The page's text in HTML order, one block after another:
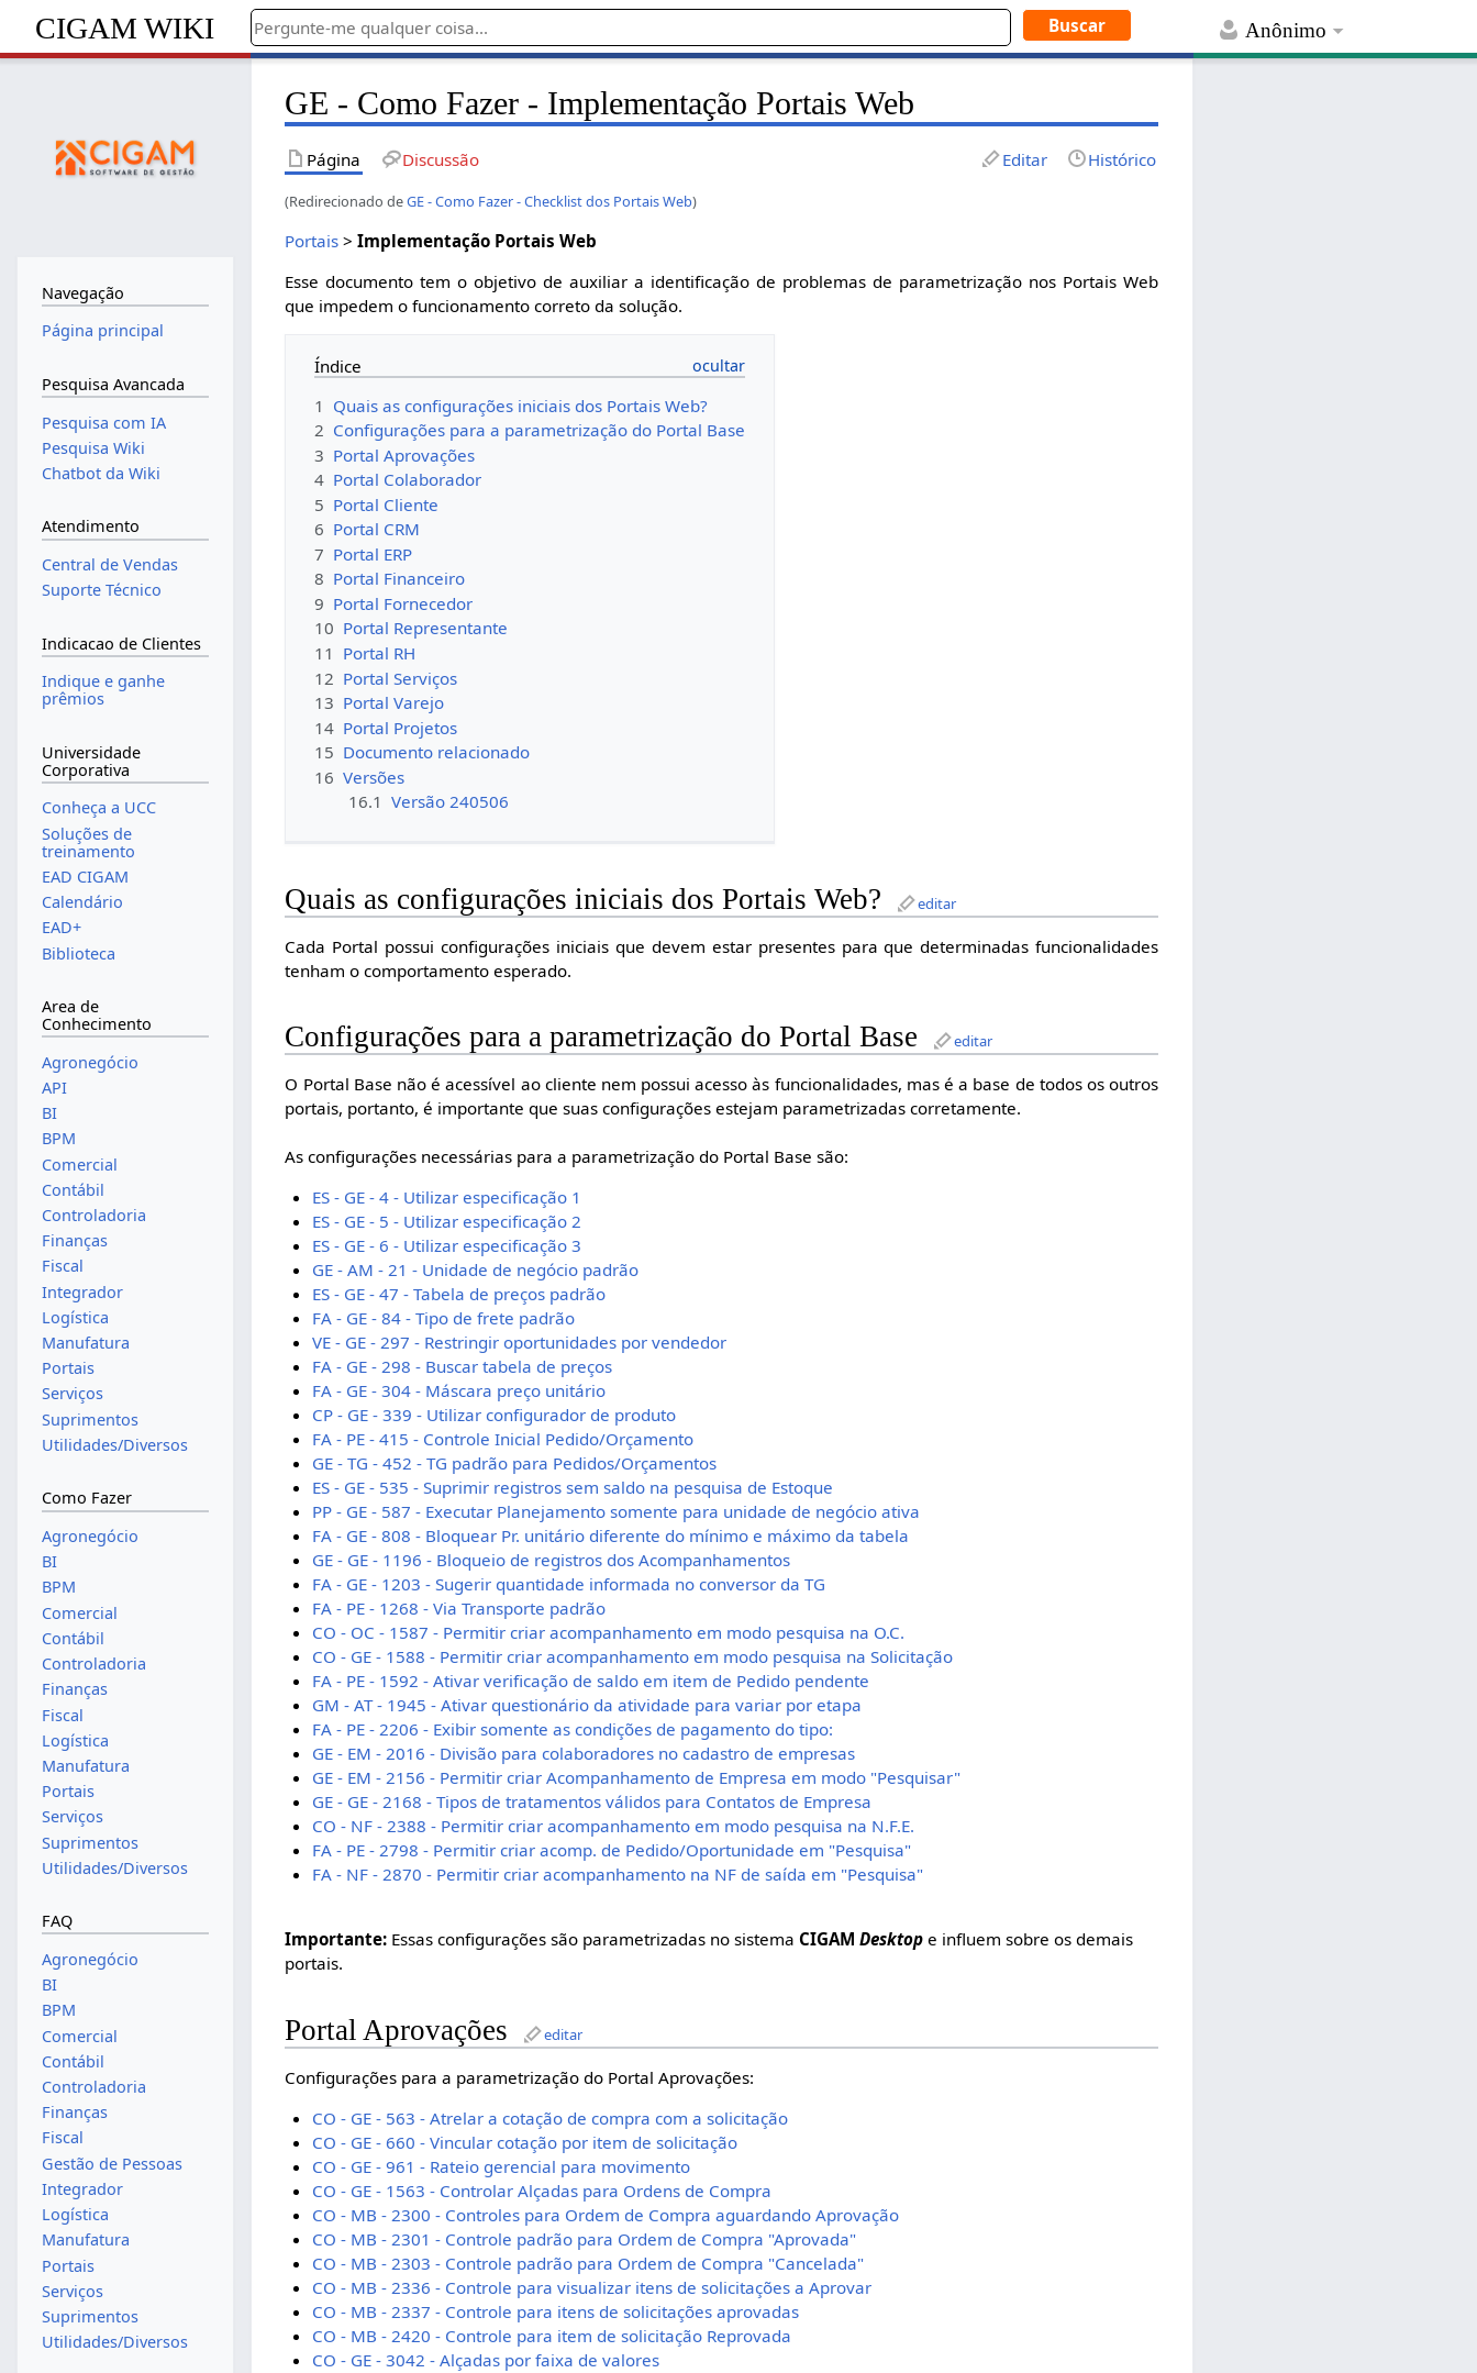
Anônimo
CIGAM WIKI
GE - Como Fazer - Implementação Portais Web
Página Discussão Editar Histórico
(Redirecionado deGE - Como Fazer - Checklist dos Portais Web)
Portais >Implementação Portais Web
Esse documento tem o objetivo de auxiliar a identificação de problemas de parametrização nos Portais Web
que impedem o funcionamento correto da solução.
Índice
1 Quais as configurações iniciais dos Portais Web?
2 Configurações para a parametrização do Portal Base
3 Portal Aprovações
4 Portal Colaborador
5 Portal Cliente
6 Portal CRM
7 Portal ERP
8 Portal Financeiro
9 Portal Fornecedor
10 Portal Representante
11 Portal RH
12 Portal Serviços
13 Portal Varejo
14 Portal Projetos
15 Documento relacionado
16 Versões
16.1 Versão 240506
Quais as configurações iniciais dos Portais Web? editar
Cada Portal possui configurações iniciais que devem estar presentes para que determinadas funcionalidades
tenham o comportamento esperado.
Configurações para a parametrização do Portal Base editar
O Portal Base não é acessível ao cliente nem possui acesso às funcionalidades, mas é a base de todos os outros
portais, portanto, é importante que suas configurações estejam parametrizadas corretamente.
As configurações necessárias para a parametrização do Portal Base são:
ES - GE - 4 - Utilizar especificação 1
ES - GE - 5 - Utilizar especificação 2
ES - GE - 6 - Utilizar especificação 3
GE - AM - 21 - Unidade de negócio padrão
ES - GE - 47 - Tabela de preços padrão
FA - GE - 84 - Tipo de frete padrão
VE - GE - 297 - Restringir oportunidades por vendedor
FA - GE - 298 - Buscar tabela de preços
FA - GE - 304 - Máscara preço unitário
CP - GE - 339 - Utilizar configurador de produto
FA - PE - 415 - Controle Inicial Pedido/Orçamento
GE - TG - 452 - TG padrão para Pedidos/Orçamentos
ES - GE - 535 - Suprimir registros sem saldo na pesquisa de Estoque
PP - GE - 587 - Executar Planejamento somente para unidade de negócio ativa
FA - GE - 808 - Bloquear Pr. unitário diferente do mínimo e máximo da tabela
GE - GE - 1196 - Bloqueio de registros dos Acompanhamentos
FA - GE - 1203 - Sugerir quantidade informada no conversor da TG
FA - PE - 1268 - Via Transporte padrão
CO - OC - 1587 - Permitir criar acompanhamento em modo pesquisa na O.C.
CO - GE - 1588 - Permitir criar acompanhamento em modo pesquisa na Solicitação
FA - PE - 1592 - Ativar verificação de saldo em item de Pedido pendente
GM - AT - 1945 - Ativar questionário da atividade para variar por etapa
FA - PE - 2206 - Exibir somente as condições de pagamento do tipo:
GE - EM - 2016 - Divisão para colaboradores no cadastro de empresas
GE - EM - 2156 - Permitir criar Acompanhamento de Empresa em modo "Pesquisar"
GE - GE - 2168 - Tipos de tratamentos válidos para Contatos de Empresa
CO - NF - 2388 - Permitir criar acompanhamento em modo pesquisa na N.F.E.
FA - PE - 2798 - Permitir criar acomp. de Pedido/Oportunidade em "Pesquisa"
FA - NF - 2870 - Permitir criar acompanhamento na NF de saída em "Pesquisa"
Importante: Essas configurações são parametrizadas no sistema CIGAMDesktop e influem sobre os demais
portais.
Portal Aprovações editar
Configurações para a parametrização do Portal Aprovações:
CO - GE - 563 - Atrelar a cotação de compra com a solicitação
CO - GE - 660 - Vincular cotação por item de solicitação
CO - GE - 961 - Rateio gerencial para movimento
CO - GE - 1563 - Controlar Alçadas para Ordens de Compra
CO - MB - 2300 - Controles para Ordem de Compra aguardando Aprovação
CO - MB - 2301 - Controle padrão para Ordem de Compra "Aprovada"
CO - MB - 2303 - Controle padrão para Ordem de Compra "Cancelada"
CO - MB - 2336 - Controle para visualizar itens de solicitações a Aprovar
CO - MB - 2337 - Controle para itens de solicitações aprovadas
CO - MB - 2420 - Controle para item de solicitação Reprovada
CO - GE - 3042 - Alçadas por faixa de valores
Navegação
Página principal
Pesquisa Avancada
Pesquisa com IA
Pesquisa Wiki
Chatbot da Wiki
Atendimento
Central de Vendas
Suporte Técnico
Indicacao de Clientes
Indique e ganhe
prêmios
Universidade
Corporativa
Conheça a UCC
Soluções de
treinamento
EAD CIGAM
Calendário
EAD+
Biblioteca
Area de
Conhecimento
Agronegócio
API
BI
BPM
Comercial
Contábil
Controladoria
Finanças
Fiscal
Integrador
Logística
Manufatura
Portais
Serviços
Suprimentos
Utilidades/Diversos
Como Fazer
Agronegócio
BI
BPM
Comercial
Contábil
Controladoria
Finanças
Fiscal
Logística
Manufatura
Portais
Serviços
Suprimentos
Utilidades/Diversos
FAQ
Agronegócio
BI
BPM
Comercial
Contábil
Controladoria
Finanças
Fiscal
Gestão de Pessoas
Integrador
Logística
Manufatura
Portais
Serviços
Suprimentos
Utilidades/Diversos